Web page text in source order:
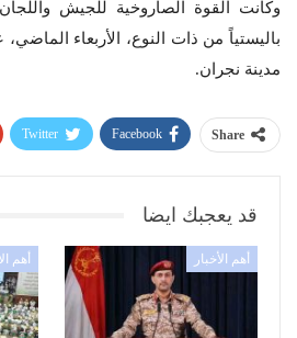
وكانت القوة الصاروخية للجيش
باليستياً من ذات النوع، الأربعاء
مدينة نجران.
Share
Facebook
Twitter
قد يعجبك ايضا
أهم الأخبار أهم